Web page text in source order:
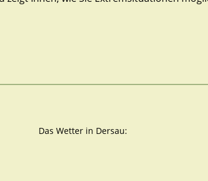
Das Wetter in Dersau: